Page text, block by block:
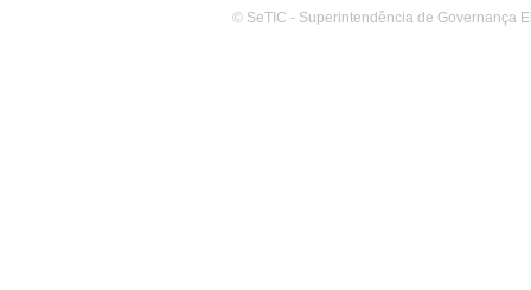
© SeTIC - Superintendência de Governança